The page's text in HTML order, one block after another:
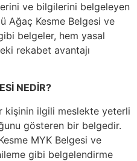
ve bilgilerini belgeleyen
Ağaç Kesme Belgesi ve
belgeler, hem yasal
rekabet avantajı
NEDİR?
kişinin ilgili meslekte yeterli
gösteren bir belgedir.
MYK Belgesi ve
gibi belgelendirme